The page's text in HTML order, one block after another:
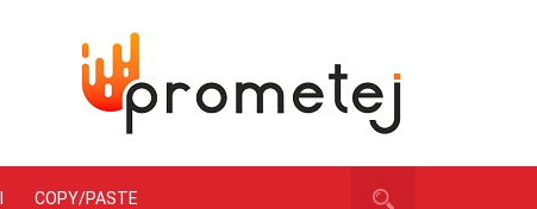
COPY/PASTE